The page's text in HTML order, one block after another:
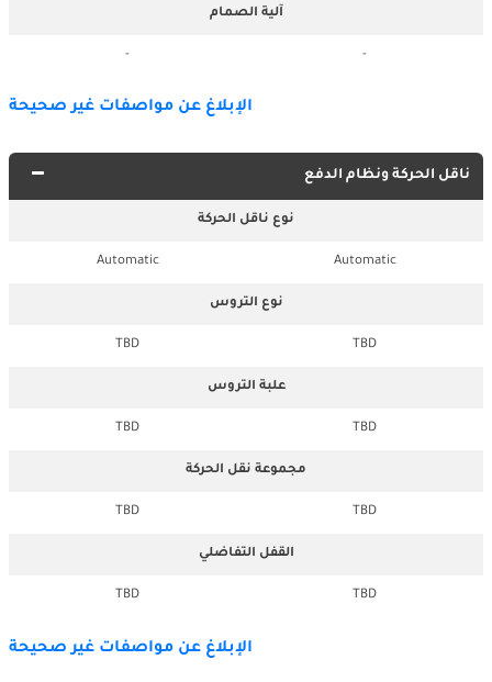
آلية الصمام
-
-
الإبلاغ عن مواصفات غير صحيحة
ناقل الحركة ونظام الدفع
نوع ناقل الحركة
Automatic
Automatic
نوع التروس
TBD
TBD
علبة التروس
TBD
TBD
مجموعة نقل الحركة
TBD
TBD
القفل التفاضلي
TBD
TBD
الإبلاغ عن مواصفات غير صحيحة